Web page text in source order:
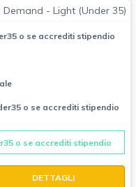
Demand - Light (Under 35)
o se accrediti stipendio
o se accrediti stipendio
o se accrediti stipendio
DETTAGLI